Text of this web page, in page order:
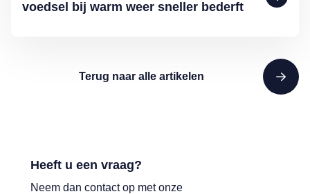
voedsel bij warm weer sneller bederft
Terug naar alle artikelen
Heeft u een vraag?
Neem dan contact op met onze